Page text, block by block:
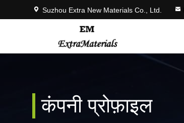
Suzhou Extra New Materials Co., Ltd.
कंपनी प्रोफ़ाइल